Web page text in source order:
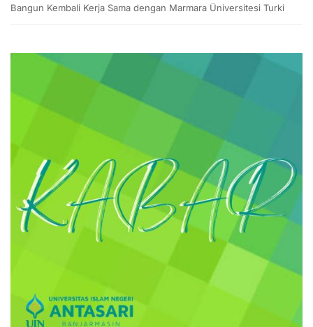
Bangun Kembali Kerja Sama dengan Marmara Üniversitesi Turki